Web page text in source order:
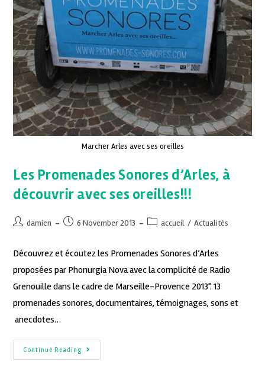
Marcher Arles avec ses oreilles
Les Promenades Sonores d’Arles, à
découvrir avec ses oreilles!!!
damien 6 November 2013 accueil / Actualités
Découvrez et écoutez les Promenades Sonores d’Arles
proposées par Phonurgia Nova avec la complicité de Radio
Grenouille dans le cadre de Marseille-Provence 2013". 13
promenades sonores, documentaires, témoignages, sons et
anecdotes…
Continue Reading